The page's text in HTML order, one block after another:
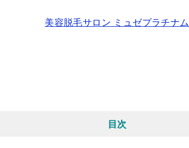
美容脱毛サロン ミュゼプラチナム
目次